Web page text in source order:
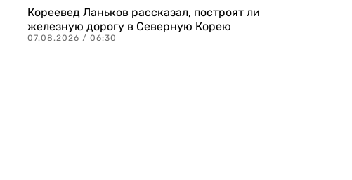
Кореевед Ланьков рассказал, построят ли
железную дорогу в Северную Корею
07.08.2026 / 06:30